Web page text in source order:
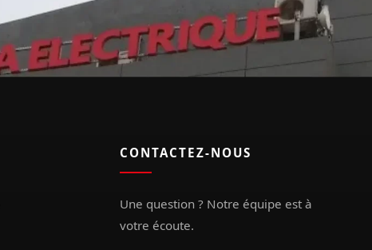
CONTACTEZ-NOUS
Une question ? Notre équipe est à
votre écoute.